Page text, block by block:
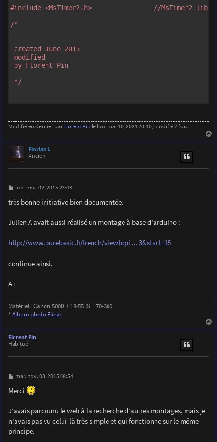
#include <MsTimer2.h>                //MsTimer2
/*
created June 2015
modified
by Florent Pin
*/
const int photoTPIN=7;                  //
const int blinkerPIN=9;                //Blinking green
int sensorValue = 0;                   //value read
int prevSensorValue = 0;               //value read
volatile boolean blinker = LOW;        //State of the
  pinMode(triggerPIN,OUTPUT);
  pinMode(SatLedPIN,OUTPUT);
  pinMode(blinkerPIN,OUTPUT);
  digitalWrite(triggerPIN,LOW);
  digitalWrite(blinkerPIN,LOW);
MsTimer2::set(2000, flash);        //ISR flash
MsTimer2::start();                 //Enable Timer2
void loop() {
    digitalWrite(SatLedPIN,1);}
  else{
    digitalWrite(SatLedPIN,0);}
if(sensorValue-prevSensorValue>3){
digitalWrite(SatLedPIN,1);
digitalWrite(triggerPIN,HIGH);
    delay(300);
Modifié en dernier par Florent Pin le lun. mai 10, 2021 20:10, modifié 2 fois.
Florian L
Ancien
M
s
s
g
e
lun. nov. 02, 2015 23:03
très bonne initiative bien documentée.
Julien A avait aussi réalisé un montage à base d'arduino :
http://www.purebasic.fr/french/viewtopi ... 3&start=15
continue ainsi.
A+
Matériel : Canon 500D + 18-55 IS + 70-300
*Album photo Flickr
Florent Pin
Habitué
M
s
s
e
mar. nov. 03, 2015 08:54
Merci
J'avais parcouru le web à la recherche d'autres montages, mais je
n'avais pas vu celui-là très simple et qui fonctionne sur le même
principe.